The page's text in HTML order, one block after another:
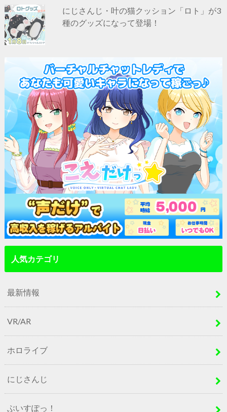
にじさんじ・叶の猫クッション「ロト」が3
種のグッズになって登場！
人気カテゴリ
最新情報
VR/AR
ホロライブ
にじさんじ
ぶいすぽっ！